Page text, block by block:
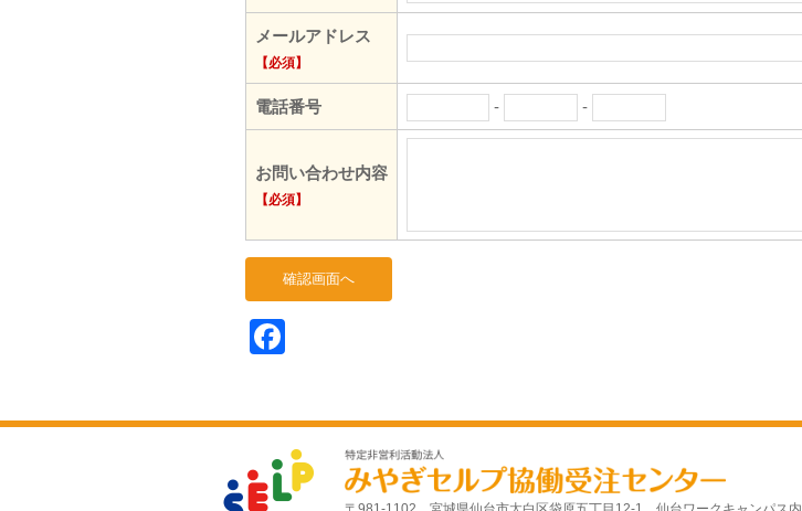
メールアドレス
【必須】
電話番号 - -
お問い合わせ内容
【必須】